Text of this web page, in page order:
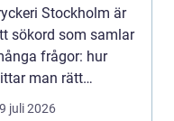
Stockholm är
sökord som samlar
frågor: hur
man rätt
vad skilje...
juli 2026